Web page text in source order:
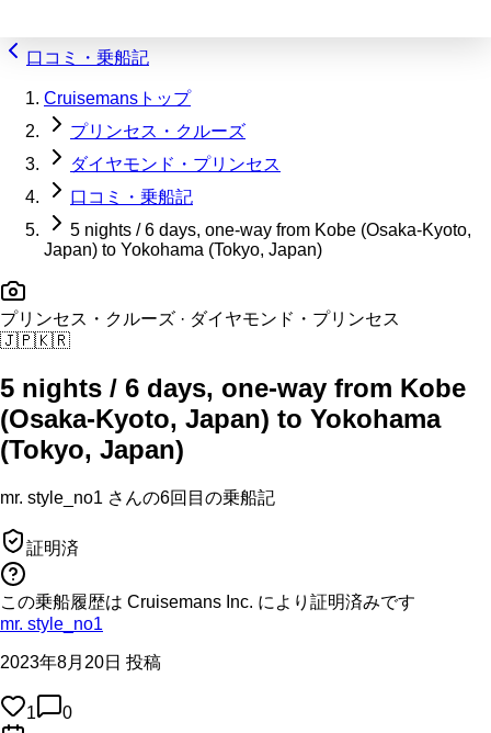
口コミ・乗船記
Cruisemansトップ
プリンセス・クルーズ
ダイヤモンド・プリンセス
口コミ・乗船記
5 nights / 6 days, one-way from Kobe (Osaka-Kyoto,
Japan) to Yokohama (Tokyo, Japan)
プリンセス・クルーズ · ダイヤモンド・プリンセス
🇯🇵🇰🇷
5 nights / 6 days, one-way from Kobe
(Osaka-Kyoto, Japan) to Yokohama
(Tokyo, Japan)
mr. style_no1 さんの6回目の乗船記
証明済
この乗船履歴は Cruisemans Inc. により証明済みです
mr. style_no1
2023年8月20日 投稿
1 0